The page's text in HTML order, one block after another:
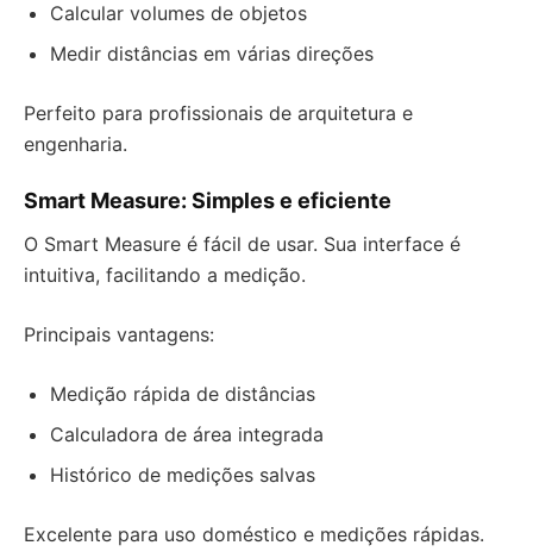
Calcular volumes de objetos
Medir distâncias em várias direções
Perfeito para profissionais de arquitetura e
engenharia.
Smart Measure: Simples e eficiente
O Smart Measure é fácil de usar. Sua interface é
intuitiva, facilitando a medição.
Principais vantagens:
Medição rápida de distâncias
Calculadora de área integrada
Histórico de medições salvas
Excelente para uso doméstico e medições rápidas.